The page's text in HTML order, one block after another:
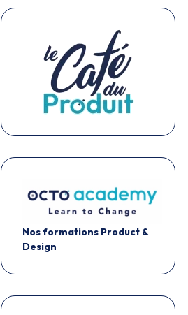
Nos formations Product &
Design